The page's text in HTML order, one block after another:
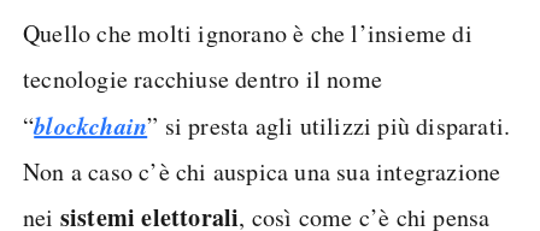
Quello che molti ignorano è che l’insieme di
tecnologie racchiuse dentro il nome
“blockchain” si presta agli utilizzi più disparati.
Non a caso c’è chi auspica una sua integrazione
nei sistemi elettorali, così come c’è chi pensa